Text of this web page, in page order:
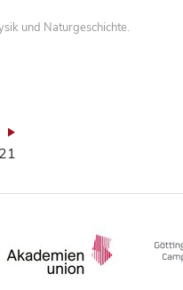
und Naturgeschichte.